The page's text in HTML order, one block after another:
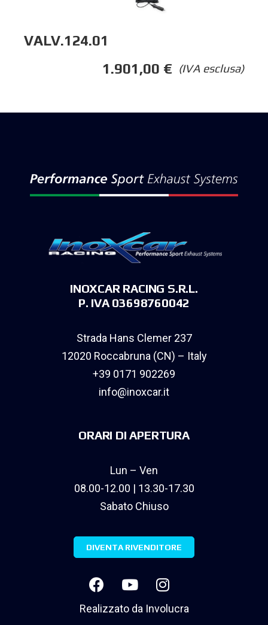
VALV.124.01
(IVA esclusa)
1.901,00 €
INOXCAR RACING S.R.L.
P. IVA 03698760042
Strada Hans Clemer 237
12020 Roccabruna (CN) – Italy
+39 0171 902269
info@inoxcar.it
ORARI DI APERTURA
Lun – Ven
08.00-12.00 | 13.30-17.30
Sabato Chiuso
DIVENTA RIVENDITORE
Realizzato da Involucra